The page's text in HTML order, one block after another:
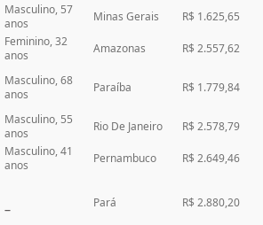
Masculino, 57
anos
Minas Gerais
R$ 1.625,65
Feminino, 32
anos
Amazonas
R$ 2.557,62
Masculino, 68
anos
Paraíba R$ 1.779,84
Masculino, 55
anos
Rio De Janeiro
R$ 2.578,79
Masculino, 41
anos
Pernambuco
R$ 2.649,46
– Pará R$ 2.880,20